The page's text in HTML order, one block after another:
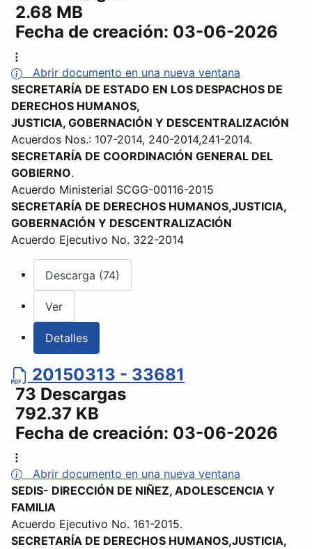
2.68 MB
Fecha de creación: 03-06-2026
Abrir documento en una nueva ventana
SECRETARÍA DE ESTADO EN LOS DESPACHOS DE
DERECHOS HUMANOS,
JUSTICIA, GOBERNACIÓN Y DESCENTRALIZACIÓN
Acuerdos Nos.: 107-2014, 240-2014,241-2014.
SECRETARÍA DE COORDINACIÓN GENERAL DEL
GOBIERNO.
Acuerdo Ministerial SCGG-00116-2015
SECRETARÍA DE DERECHOS HUMANOS,JUSTICIA,
GOBERNACIÓN Y DESCENTRALIZACIÓN
Acuerdo Ejecutivo No. 322-2014
Descarga (74)
Ver
Detalles
20150313 - 33681
73 Descargas
792.37 KB
Fecha de creación: 03-06-2026
Abrir documento en una nueva ventana
SEDIS- DIRECCIÓN DE NIÑEZ, ADOLESCENCIA Y
FAMILIA
Acuerdo Ejecutivo No. 161-2015.
SECRETARÍA DE DERECHOS HUMANOS,JUSTICIA,